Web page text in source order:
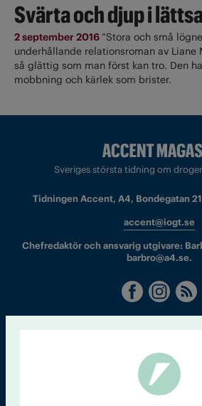
Svärta och djup i
2 september 2016 ”Stora och små
underhållande relationsroman av Liane
så glättig som man först kan tro. Den
mobbning och kärlek som brister.
Sveriges största tidning om
Tidningen Accent, A4, Bondegatan
accent@iogt.se
Chefredaktör och ansvarig utgivare:
barbro@a4.se.
Kontakt Om Tidningen